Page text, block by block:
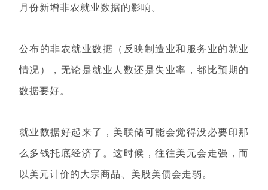
月份新增非农就业数据的影响。
公布的非农就业数据（反映制造业和服务业的就业
情况），无论是就业人数还是失业率，都比预期的
数据要好。
就业数据好起来了，美联储可能会觉得没必要印那
么多钱托底经济了。这时候，往往美元会走强，而
以美元计价的大宗商品、美股美债会走弱。